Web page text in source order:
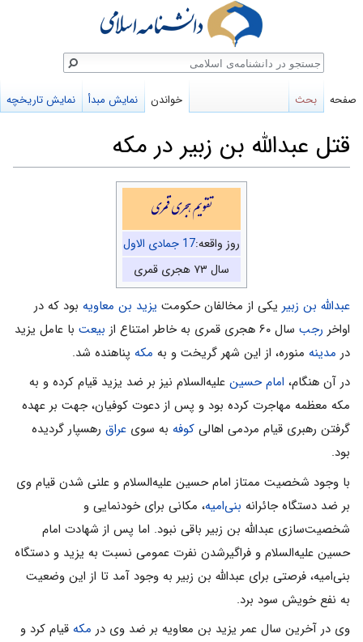
قتل عبدالله بن زبير در مكه
تقویم هجری قمری
روز واقعه:17 جمادی الاول
سال ۷۳ هجری قمری
عبدالله بن زبیر یکی از مخالفان حکومت یزید بن معاویه بود که در
اواخر رجب سال ۶۰ هجری قمری به خاطر امتناع از بیعت با عامل یزید
در مدینه منوره، از این شهر گریخت و به مکه پناهنده شد.
در آن هنگام، امام حسین علیه‌السلام نیز بر ضد یزید قیام کرده و به
مکه معظمه مهاجرت کرده بود و پس از دعوت کوفیان، جهت بر عهده
گرفتن رهبری قیام مردمی اهالی کوفه به سوی عراق رهسپار گردیده
بود.
با وجود شخصیت ممتاز امام حسین علیه‌السلام و علنی شدن قیام وی
بر ضد دستگاه جائرانه بنی‌امیه، مکانی برای خودنمایی و
شخصیت‌سازی عبدالله بن زبیر باقی نبود. اما پس از شهادت امام
حسین علیه‌السلام و فراگیرشدن نفرت عمومی نسبت به یزید و دستگاه
بنی‌امیه، فرصتی برای عبدالله بن زبیر به وجود آمد تا از این وضعیت
به نفع خویش سود برد.
وی در آخرین سال عمر یزید بن معاویه بر ضد وی در مکه قیام کرد و
صفحه بحث خواندن نمایش مبدأ نمایش تاریخچه
جستجو